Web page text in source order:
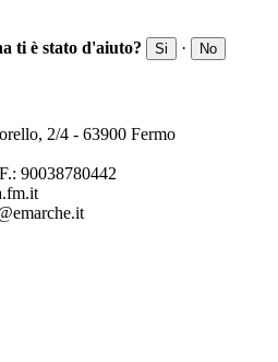
ti è stato d'aiuto?
Si · No
2/4 - 63900 Fermo
90038780442